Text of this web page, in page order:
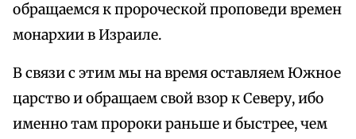
обращаемся к пророческой проповеди времен
монархии в Израиле.
В связи с этим мы на время оставляем Южное
царство и обращаем свой взор к Северу, ибо
именно там пророки раньше и быстрее, чем